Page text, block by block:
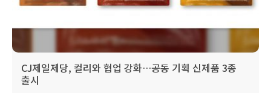
CJ제일제당, 컬리와 협업 강화…공동 기획 신제품 3종
출시